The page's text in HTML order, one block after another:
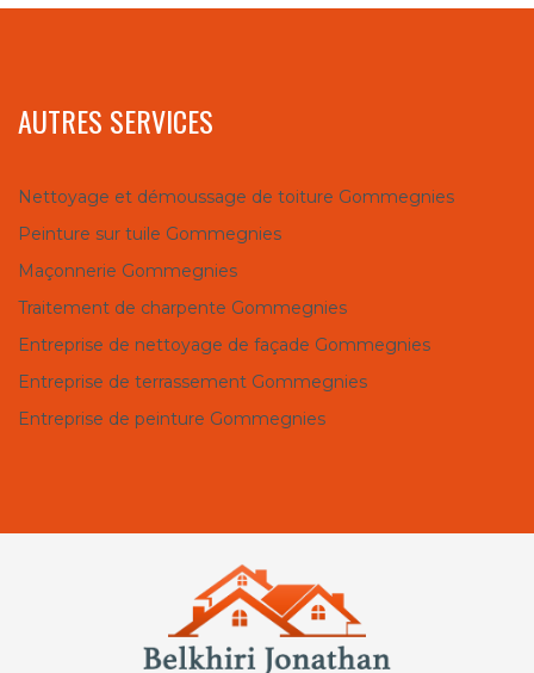
AUTRES SERVICES
Nettoyage et démoussage de toiture Gommegnies
Peinture sur tuile Gommegnies
Maçonnerie Gommegnies
Traitement de charpente Gommegnies
Entreprise de nettoyage de façade Gommegnies
Entreprise de terrassement Gommegnies
Entreprise de peinture Gommegnies